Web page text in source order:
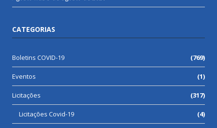
CATEGORIAS
Boletins COVID-19 (769)
Eventos (1)
Licitações (317)
Licitações Covid-19 (4)